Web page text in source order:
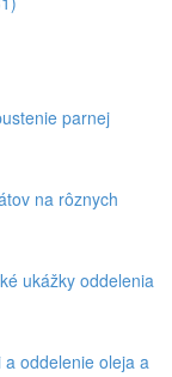
parnej
na rôznych
ukážky oddelenia
oddelenie oleja a